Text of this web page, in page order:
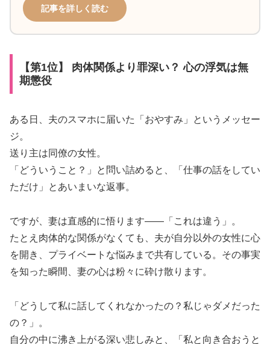
記事を詳しく読む
【第1位】 肉体関係より罪深い？ 心の浮気は無
期懲役
ある日、夫のスマホに届いた「おやすみ」というメッセー
ジ。
送り主は同僚の女性。
「どういうこと？」と問い詰めると、「仕事の話をしてい
ただけ」とあいまいな返事。
ですが、妻は直感的に悟ります――「これは違う」。
たとえ肉体的な関係がなくても、夫が自分以外の女性に心
を開き、プライベートな悩みまで共有している。その事実
を知った瞬間、妻の心は粉々に砕け散ります。
「どうして私に話してくれなかったの？私じゃダメだった
の？」。
自分の中に沸き上がる深い悲しみと、「私と向き合おうと